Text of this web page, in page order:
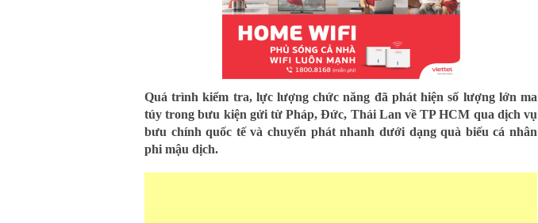
Quá trình kiểm tra, lực lượng chức năng đã phát hiện số lượng lớn ma
túy trong bưu kiện gửi từ Pháp, Đức, Thái Lan về TP HCM qua dịch vụ
bưu chính quốc tế và chuyển phát nhanh dưới dạng quà biếu cá nhân
phi mậu dịch.